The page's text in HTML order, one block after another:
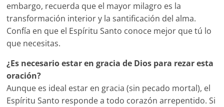
embargo, recuerda que el mayor milagro es la
transformación interior y la santificación del alma.
Confía en que el Espíritu Santo conoce mejor que tú lo
que necesitas.
¿Es necesario estar en gracia de Dios para rezar esta
oración?
Aunque es ideal estar en gracia (sin pecado mortal), el
Espíritu Santo responde a todo corazón arrepentido. Si